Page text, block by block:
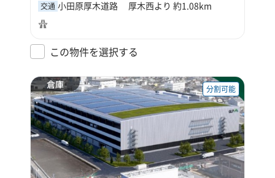
交通 小田原厚木道路 厚木西より 約1.08km
この物件を選択する
倉庫 分割可能